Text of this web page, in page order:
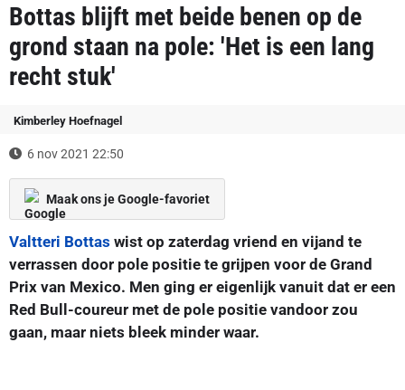
Bottas blijft met beide benen op de
grond staan na pole: 'Het is een lang
recht stuk'
Kimberley Hoefnagel
6 nov 2021 22:50
Maak ons je Google-favoriet
Valtteri Bottas wist op zaterdag vriend en vijand te
verrassen door pole positie te grijpen voor de Grand
Prix van Mexico. Men ging er eigenlijk vanuit dat er een
Red Bull-coureur met de pole positie vandoor zou
gaan, maar niets bleek minder waar.